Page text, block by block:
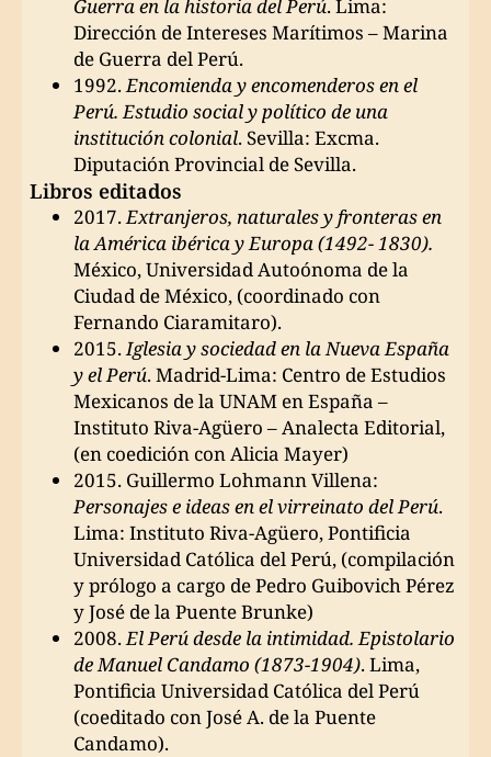
Guerra en la historia del Perú. Lima:
Dirección de Intereses Marítimos – Marina
de Guerra del Perú.
1992.Encomienda y encomenderos en el
Perú. Estudio social y político de una
institución colonial. Sevilla: Excma.
Diputación Provincial de Sevilla.
Libros editados
2017.Extranjeros, naturales y fronteras en
la América ibérica y Europa (1492- 1830).
México, Universidad Autoónoma de la
Ciudad de México, (coordinado con
Fernando Ciaramitaro).
2015.Iglesia y sociedad en la Nueva España
y el Perú. Madrid-Lima: Centro de Estudios
Mexicanos de la UNAM en España –
Instituto Riva-Agüero – Analecta Editorial,
(en coedición con Alicia Mayer)
2015. Guillermo Lohmann Villena:
Personajes e ideas en el virreinato del Perú.
Lima: Instituto Riva-Agüero, Pontificia
Universidad Católica del Perú, (compilación
y prólogo a cargo de Pedro Guibovich Pérez
y José de la Puente Brunke)
2008.El Perú desde la intimidad. Epistolario
de Manuel Candamo (1873-1904). Lima,
Pontificia Universidad Católica del Perú
(coeditado con José A. de la Puente
Candamo).